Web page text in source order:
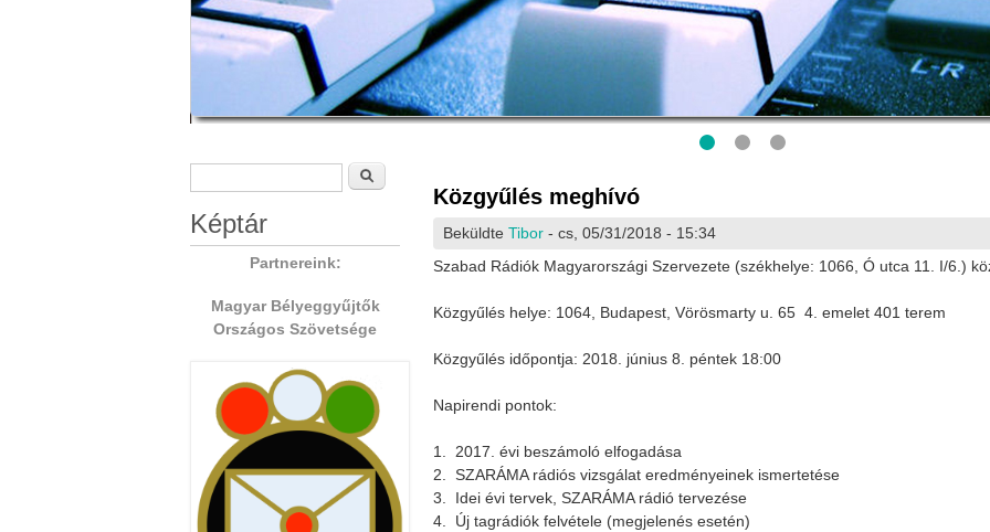
Közgyűlés meghívó
Beküldte Tibor - cs, 05/31/2018 - 15:34
Szabad Rádiók Magyarországi Szervezete (székhelye: 1066, Ó utca 11. I/6.)
Közgyűlés helye: 1064, Budapest, Vörösmarty u. 65 4. emelet 401 terem
Közgyűlés időpontja: 2018. június 8. péntek 18:00
Napirendi pontok:
1. 2017. évi beszámoló elfogadása
2. SZARÁMA rádiós vizsgálat eredményeinek ismertetése
3. Idei évi tervek, SZARÁMA rádió tervezése
4. Új tagrádiók felvétele (megjelenés esetén)
Keresés űrlap
Képtár
Partnereink:
Magyar Bélyeggyűjtők
Országos Szövetsége